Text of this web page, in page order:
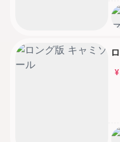
¥